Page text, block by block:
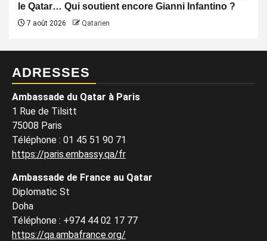
le Qatar… Qui soutient encore Gianni Infantino ?
7 août 2026 Qatarien
ADRESSES
Ambassade du Qatar à Paris
1 Rue de Tilsitt
75008 Paris
Téléphone : 01 45 51 90 71
https://paris.embassy.qa/fr
Ambassade de France au Qatar
Diplomatic St
Doha
Téléphone : +974 44 02 17 77
https://qa.ambafrance.org/